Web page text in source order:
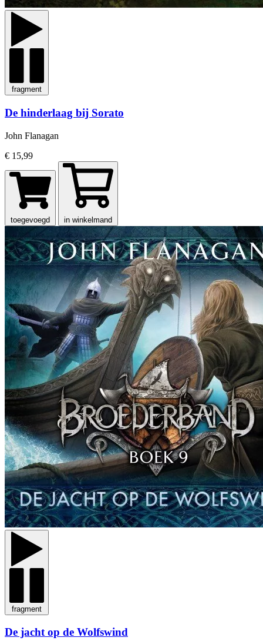
fragment
De hinderlaag bij Sorato
John Flanagan
€ 15,99
toegevoegd in winkelmand
fragment
De jacht op de Wolfswind